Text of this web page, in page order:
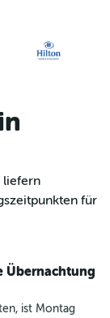
liefern
für
Übernachtung
ist Montag